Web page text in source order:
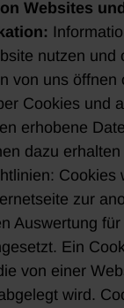
Websites
nutzen und
von uns öffnen
Cookies und
erhobene
dazu
Cookies
zur
Auswertung
Ein
von einer
wird.